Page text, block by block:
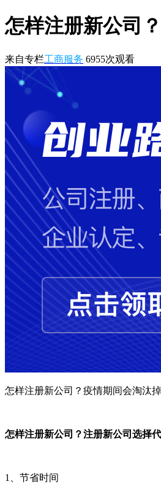
怎样注册新公司
来自专栏工商服务 6955次观看
怎样注册新公司？疫情期间会淘汰
怎样注册新公司？注册新公司选择
1、节省时间